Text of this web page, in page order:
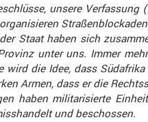
unsere
Staat haben sich
unter uns. Immer
die Idee, dass
Armen, dass er die
haben milita­ri­sierte
und beschossen.